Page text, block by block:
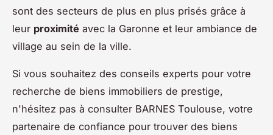
sont des secteurs de plus en plus prisés grâce à
leur proximité avec la Garonne et leur ambiance de
village au sein de la ville.
Si vous souhaitez des conseils experts pour votre
recherche de biens immobiliers de prestige,
n'hésitez pas à consulter BARNES Toulouse, votre
partenaire de confiance pour trouver des biens